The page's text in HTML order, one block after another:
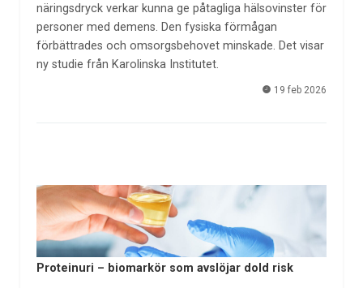
näringsdryck verkar kunna ge påtagliga hälsovinster för
personer med demens. Den fysiska förmågan
förbättrades och omsorgsbehovet minskade. Det visar
ny studie från Karolinska Institutet.
19 feb 2026
Proteinuri – biomarkör som avslöjar dold risk